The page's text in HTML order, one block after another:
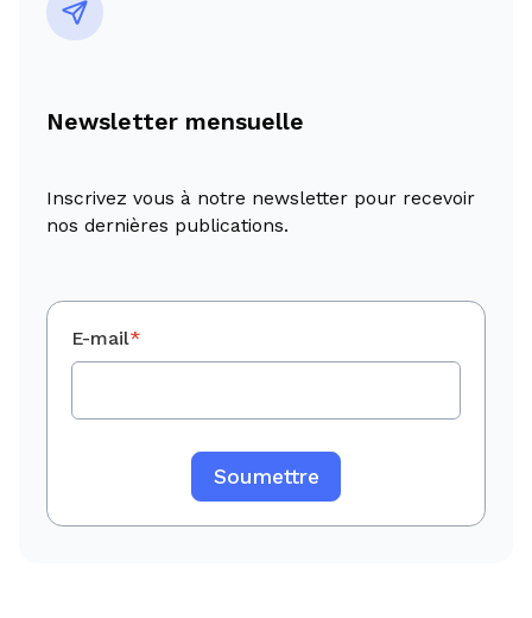
Newsletter mensuelle
Inscrivez vous à notre newsletter pour recevoir
nos dernières publications.
E-mail*